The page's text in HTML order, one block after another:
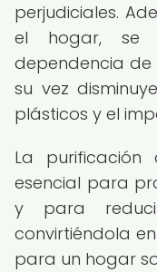
perjudiciales.
el hogar, se
dependencia
su vez
plásticos y el
La
esencial para
y para
convirtiéndola
para un hogar